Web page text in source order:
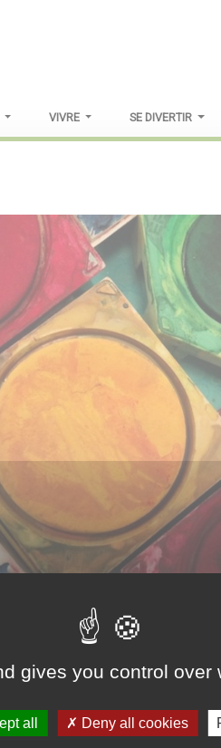
VIVRE SE DIVERTIR
modelage,
gives you control over
all Deny all cookies